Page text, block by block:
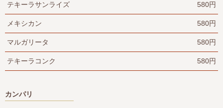
テキーラサンライズ 580円
メキシカン 580円
マルガリータ 580円
テキーラコンク 580円
カンパリ